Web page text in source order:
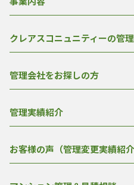
クレアスコニュニティーの管
管理会社をお探しの方
管理実績紹介
お客様の声（管理変更実績紹介